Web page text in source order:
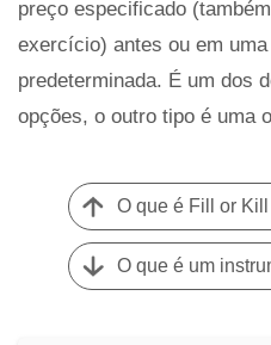
preço especificado
exercício) antes ou em
predeterminada. É um dos
opções, o outro tipo é uma
O que é Fill or
O que é um